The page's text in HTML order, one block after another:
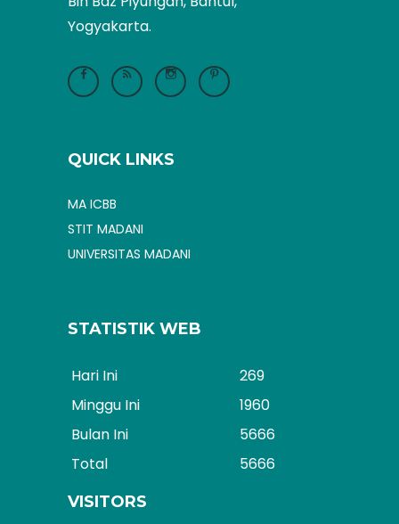
Yogyakarta.
QUICK LINKS
MA ICBB
STIT MADANI
UNIVERSITAS MADANI
STATISTIK WEB
Hari Ini
269
Minggu Ini
1960
Bulan Ini
5666
Total
5666
VISITORS